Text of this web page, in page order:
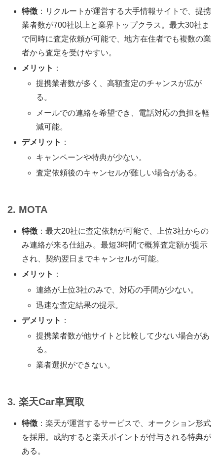
特徴 ：リクルートが運営する大手情報サイトで、提携
業者数が700社以上と業界トップクラス。最大30社ま
で同時に査定依頼が可能で、地方在住者でも複数の業
者から査定を受けやすい。
メリット ：
提携業者数が多く、高額査定のチャンスが広が
る。
メールでの連絡を希望でき、電話対応の負担を軽
減可能。
デメリット ：
キャンペーンや特典が少ない。
査定依頼後のキャンセルが難しい場合がある。
2. MOTA
特徴 ：最大20社に査定依頼が可能で、上位3社からの
み連絡が来る仕組み。最短3時間で概算査定額が提示
され、契約翌日までキャンセルが可能。
メリット ：
連絡が上位3社のみで、対応の手間が少ない。
迅速な査定結果の提示。
デメリット ：
提携業者数が他サイトと比較して少ない場合があ
る。
業者選択ができない。
3. 楽天Car車買取
特徴 ：楽天が運営するサービスで、オークション形式
を採用。成約すると楽天ポイントが付与される特典が
ある。